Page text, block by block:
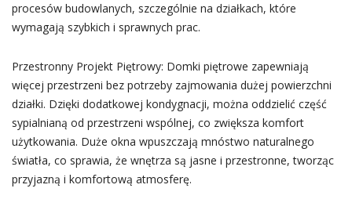
procesów budowlanych, szczególnie na działkach, które
wymagają szybkich i sprawnych prac.
Przestronny Projekt Piętrowy: Domki piętrowe zapewniają
więcej przestrzeni bez potrzeby zajmowania dużej powierzchni
działki. Dzięki dodatkowej kondygnacji, można oddzielić część
sypialnianą od przestrzeni wspólnej, co zwiększa komfort
użytkowania. Duże okna wpuszczają mnóstwo naturalnego
światła, co sprawia, że wnętrza są jasne i przestronne, tworząc
przyjazną i komfortową atmosferę.